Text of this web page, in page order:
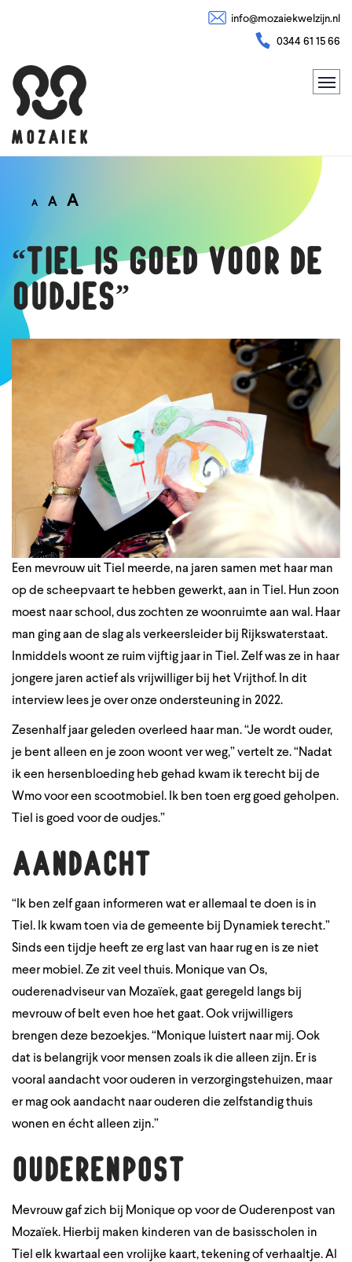
info@mozaiekwelzijn.nl
0344 61 15 66
A A A
“Tiel is goed voor de
oudjes”
Een mevrouw uit Tiel meerde, na jaren samen met haar man
op de scheepvaart te hebben gewerkt, aan in Tiel. Hun zoon
moest naar school, dus zochten ze woonruimte aan wal. Haar
man ging aan de slag als verkeersleider bij Rijkswaterstaat.
Inmiddels woont ze ruim vijftig jaar in Tiel. Zelf was ze in haar
jongere jaren actief als vrijwilliger bij het Vrijthof. In dit
interview lees je over onze ondersteuning in 2022.
Zesenhalf jaar geleden overleed haar man. “Je wordt ouder,
je bent alleen en je zoon woont ver weg,” vertelt ze. “Nadat
ik een hersenbloeding heb gehad kwam ik terecht bij de
Wmo voor een scootmobiel. Ik ben toen erg goed geholpen.
Tiel is goed voor de oudjes.”
Aandacht
“Ik ben zelf gaan informeren wat er allemaal te doen is in
Tiel. Ik kwam toen via de gemeente bij Dynamiek terecht.”
Sinds een tijdje heeft ze erg last van haar rug en is ze niet
meer mobiel. Ze zit veel thuis. Monique van Os,
ouderenadviseur van Mozaïek, gaat geregeld langs bij
mevrouw of belt even hoe het gaat. Ook vrijwilligers
brengen deze bezoekjes. “Monique luistert naar mij. Ook
dat is belangrijk voor mensen zoals ik die alleen zijn. Er is
vooral aandacht voor ouderen in verzorgingstehuizen, maar
er mag ook aandacht naar ouderen die zelfstandig thuis
wonen en écht alleen zijn.”
Ouderenpost
Mevrouw gaf zich bij Monique op voor de Ouderenpost van
Mozaïek. Hierbij maken kinderen van de basisscholen in
Tiel elk kwartaal een vrolijke kaart, tekening of verhaaltje. Al